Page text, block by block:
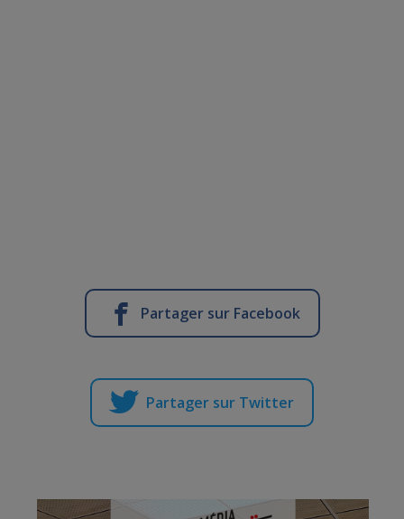
Partager sur Facebook
Partager sur Twitter